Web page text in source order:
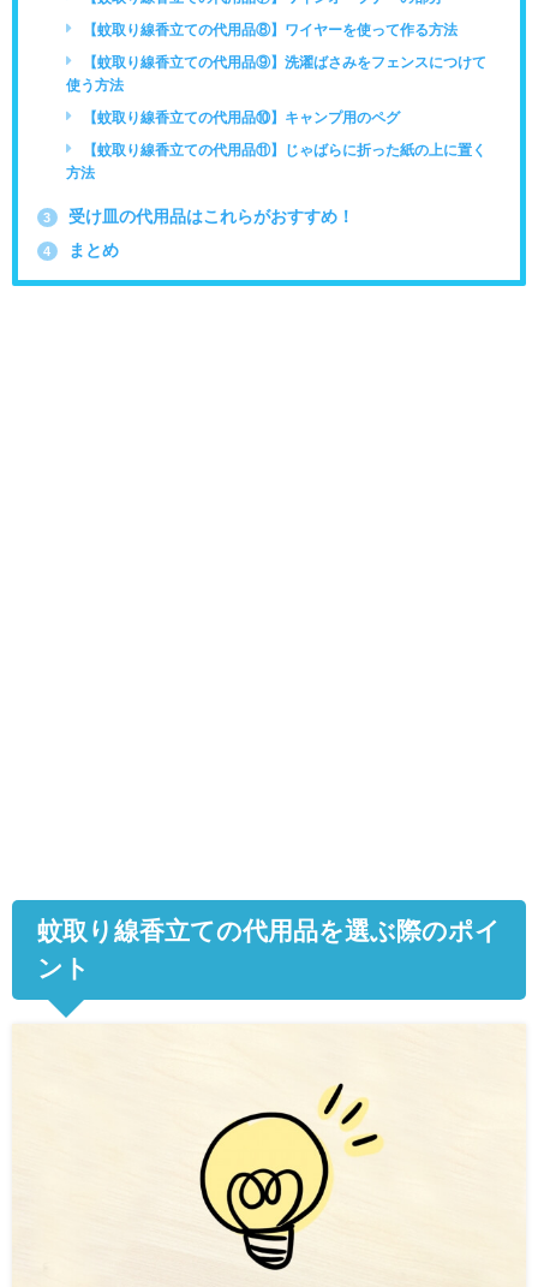
【蚊取り線香立ての代用品⑧】ワイヤーを使って作る方法
【蚊取り線香立ての代用品⑨】洗濯ばさみをフェンスにつけて
使う方法
【蚊取り線香立ての代用品⑩】キャンプ用のペグ
【蚊取り線香立ての代用品⑪】じゃばらに折った紙の上に置く
方法
3 受け皿の代用品はこれらがおすすめ！
4 まとめ
蚊取り線香立ての代用品を選ぶ際のポイ
ント